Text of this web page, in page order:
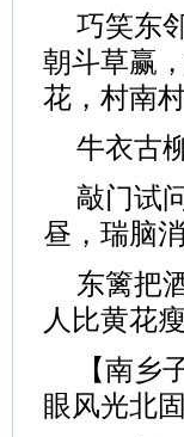
巧笑东
朝斗草赢
花，村南
牛衣古
敲门试
昼，瑞脑
东篱把
人比黄花瘦
【南乡
眼风光北